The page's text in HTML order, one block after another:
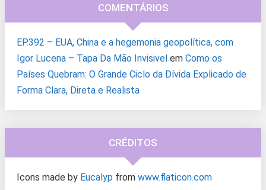
COMENTÁRIOS
EP.392 – EUA, China e a hegemonia geopolítica, com
Igor Lucena – Tapa Da Mão Invisivel em Como os
Países Quebram: O Grande Ciclo da Dívida Explicado de
Forma Clara, Direta e Realista
CRÉDITOS
Icons made by Eucalyp from www.flaticon.com